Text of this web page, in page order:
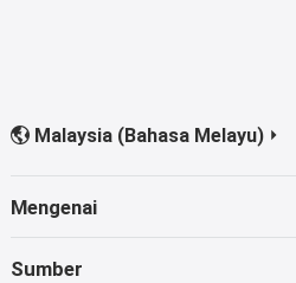
 Malaysia (Bahasa Melayu)
Mengenai
Menemui EaseUS
Sumber